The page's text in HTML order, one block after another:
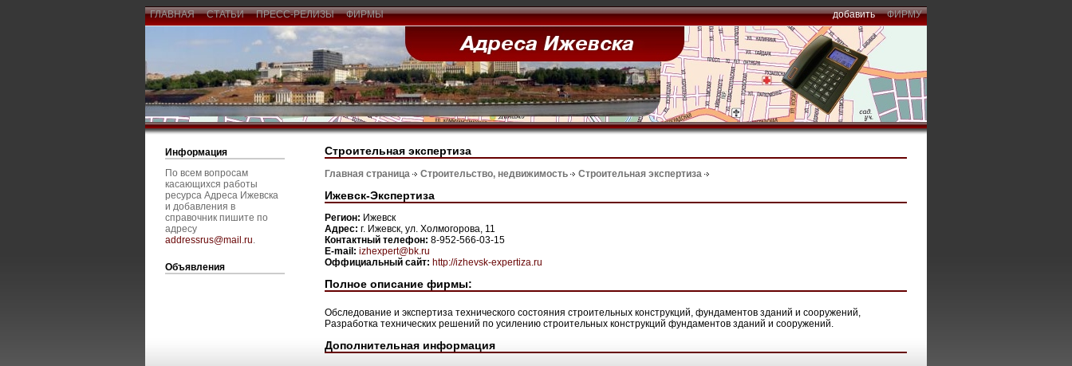
ГЛАВНАЯ СТАТЬИ ПРЕСС-РЕЛИЗЫ ФИРМЫ добавить ФИРМУ
Информация
По всем вопросам
касающихся работы
ресурса Адреса Ижевска
и добавления в
справочник пишите по
адресу
addressrus@mail.ru.
Объявления
Строительная экспертиза
Главная страница Строительство, недвижимость Строительная экспертиза
Ижевск-Экспертиза
Регион: Ижевск
Адрес: г. Ижевск, ул. Холмогорова, 11
Контактный телефон: 8-952-566-03-15
E-mail: izhexpert@bk.ru
Оффициальный сайт: http://izhevsk-expertiza.ru
Полное описание фирмы:
Обследование и экспертиза технического состояния строительных конструкций, фундаментов зданий и сооружений,
Разработка технических решений по усилению строительных конструкций фундаментов зданий и сооружений.
Дополнительная информация